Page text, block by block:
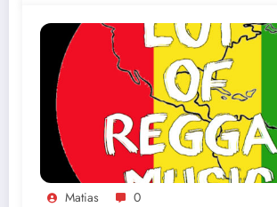
Matias 0